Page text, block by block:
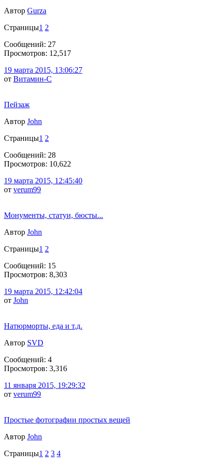
Автор Gurza
Страницы1 2
Сообщений: 27
Просмотров: 12,517
19 марта 2015, 13:06:27
от Витамин-С
Пейзаж
Автор John
Страницы1 2
Сообщений: 28
Просмотров: 10,622
19 марта 2015, 12:45:40
от verum99
Монументы, статуи, бюсты...
Автор John
Страницы1 2
Сообщений: 15
Просмотров: 8,303
19 марта 2015, 12:42:04
от John
Натюрморты, еда и т.д.
Автор SVD
Сообщений: 4
Просмотров: 3,316
11 января 2015, 19:29:32
от verum99
Простые фотографии простых вещей
Автор John
Страницы1 2 3 4